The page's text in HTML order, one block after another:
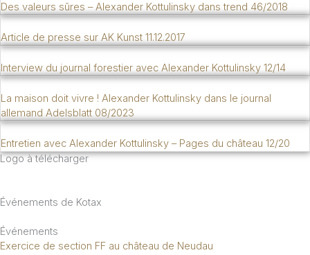
Des valeurs sûres – Alexander Kottulinsky dans trend 46/2018
Article de presse sur AK Kunst 11.12.2017
Interview du journal forestier avec Alexander Kottulinsky 12/14
La maison doit vivre ! Alexander Kottulinsky dans le journal
allemand Adelsblatt 08/2023
Entretien avec Alexander Kottulinsky – Pages du château 12/20
Logo à télécharger
Événements de Kotax
Événements
Exercice de section FF au château de Neudau